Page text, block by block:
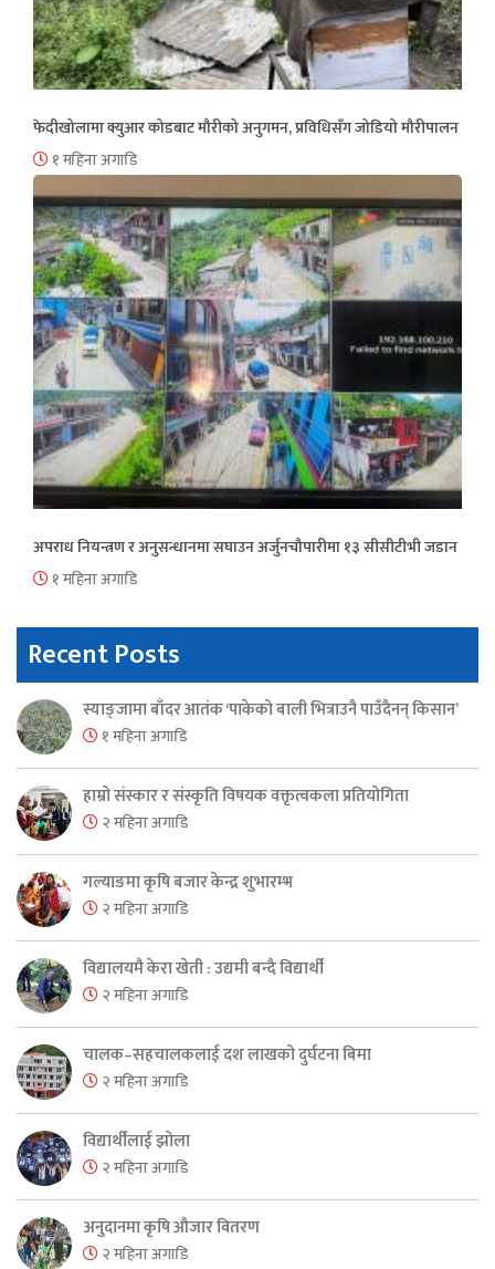
फेदीखोलामा क्युआर कोडबाट मौरीको अनुगमन, प्रविधिसँग जोडियो मौरीपालन
१ महिना अगाडि
अपराध नियन्त्रण र अनुसन्धानमा सघाउन अर्जुनचौपारीमा १३ सीसीटीभी जडान
१ महिना अगाडि
Recent Posts
स्याङ्जामा बाँदर आतंक ‘पाकेको बाली भित्राउनै पाउँदैनन् किसान’
१ महिना अगाडि
हाम्रो संस्कार र संस्कृति विषयक वक्तृत्वकला प्रतियोगिता
२ महिना अगाडि
गल्याङमा कृषि बजार केन्द्र शुभारम्भ
२ महिना अगाडि
विद्यालयमै केरा खेती : उद्यमी बन्दै विद्यार्थी
२ महिना अगाडि
चालक–सहचालकलाई दश लाखको दुर्घटना बिमा
२ महिना अगाडि
विद्यार्थीलाई झोला
२ महिना अगाडि
अनुदानमा कृषि औजार वितरण
२ महिना अगाडि